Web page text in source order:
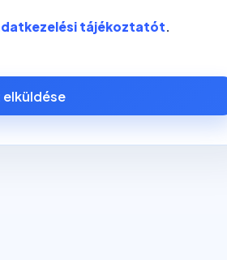
tájékoztatót.
elküldése